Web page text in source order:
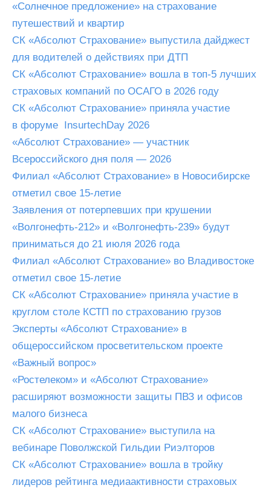
«Солнечное предложение» на страхование
путешествий и квартир
СК «Абсолют Страхование» выпустила дайджест
для водителей о действиях при ДТП
СК «Абсолют Страхование» вошла в топ-5 лучших
страховых компаний по ОСАГО в 2026 году
СК «Абсолют Страхование» приняла участие
в форуме InsurtechDay 2026
«Абсолют Страхование» — участник
Всероссийского дня поля — 2026
Филиал «Абсолют Страхование» в Новосибирске
отметил свое 15-летие
Заявления от потерпевших при крушении
«Волгонефть-212» и «Волгонефть-239» будут
приниматься до 21 июля 2026 года
Филиал «Абсолют Страхование» во Владивостоке
отметил свое 15-летие
СК «Абсолют Страхование» приняла участие в
круглом столе КСТП по страхованию грузов
Эксперты «Абсолют Страхование» в
общероссийском просветительском проекте
«Важный вопрос»
«Ростелеком» и «Абсолют Страхование»
расширяют возможности защиты ПВЗ и офисов
малого бизнеса
СК «Абсолют Страхование» выступила на
вебинаре Поволжской Гильдии Риэлторов
СК «Абсолют Страхование» вошла в тройку
лидеров рейтинга медиаактивности страховых